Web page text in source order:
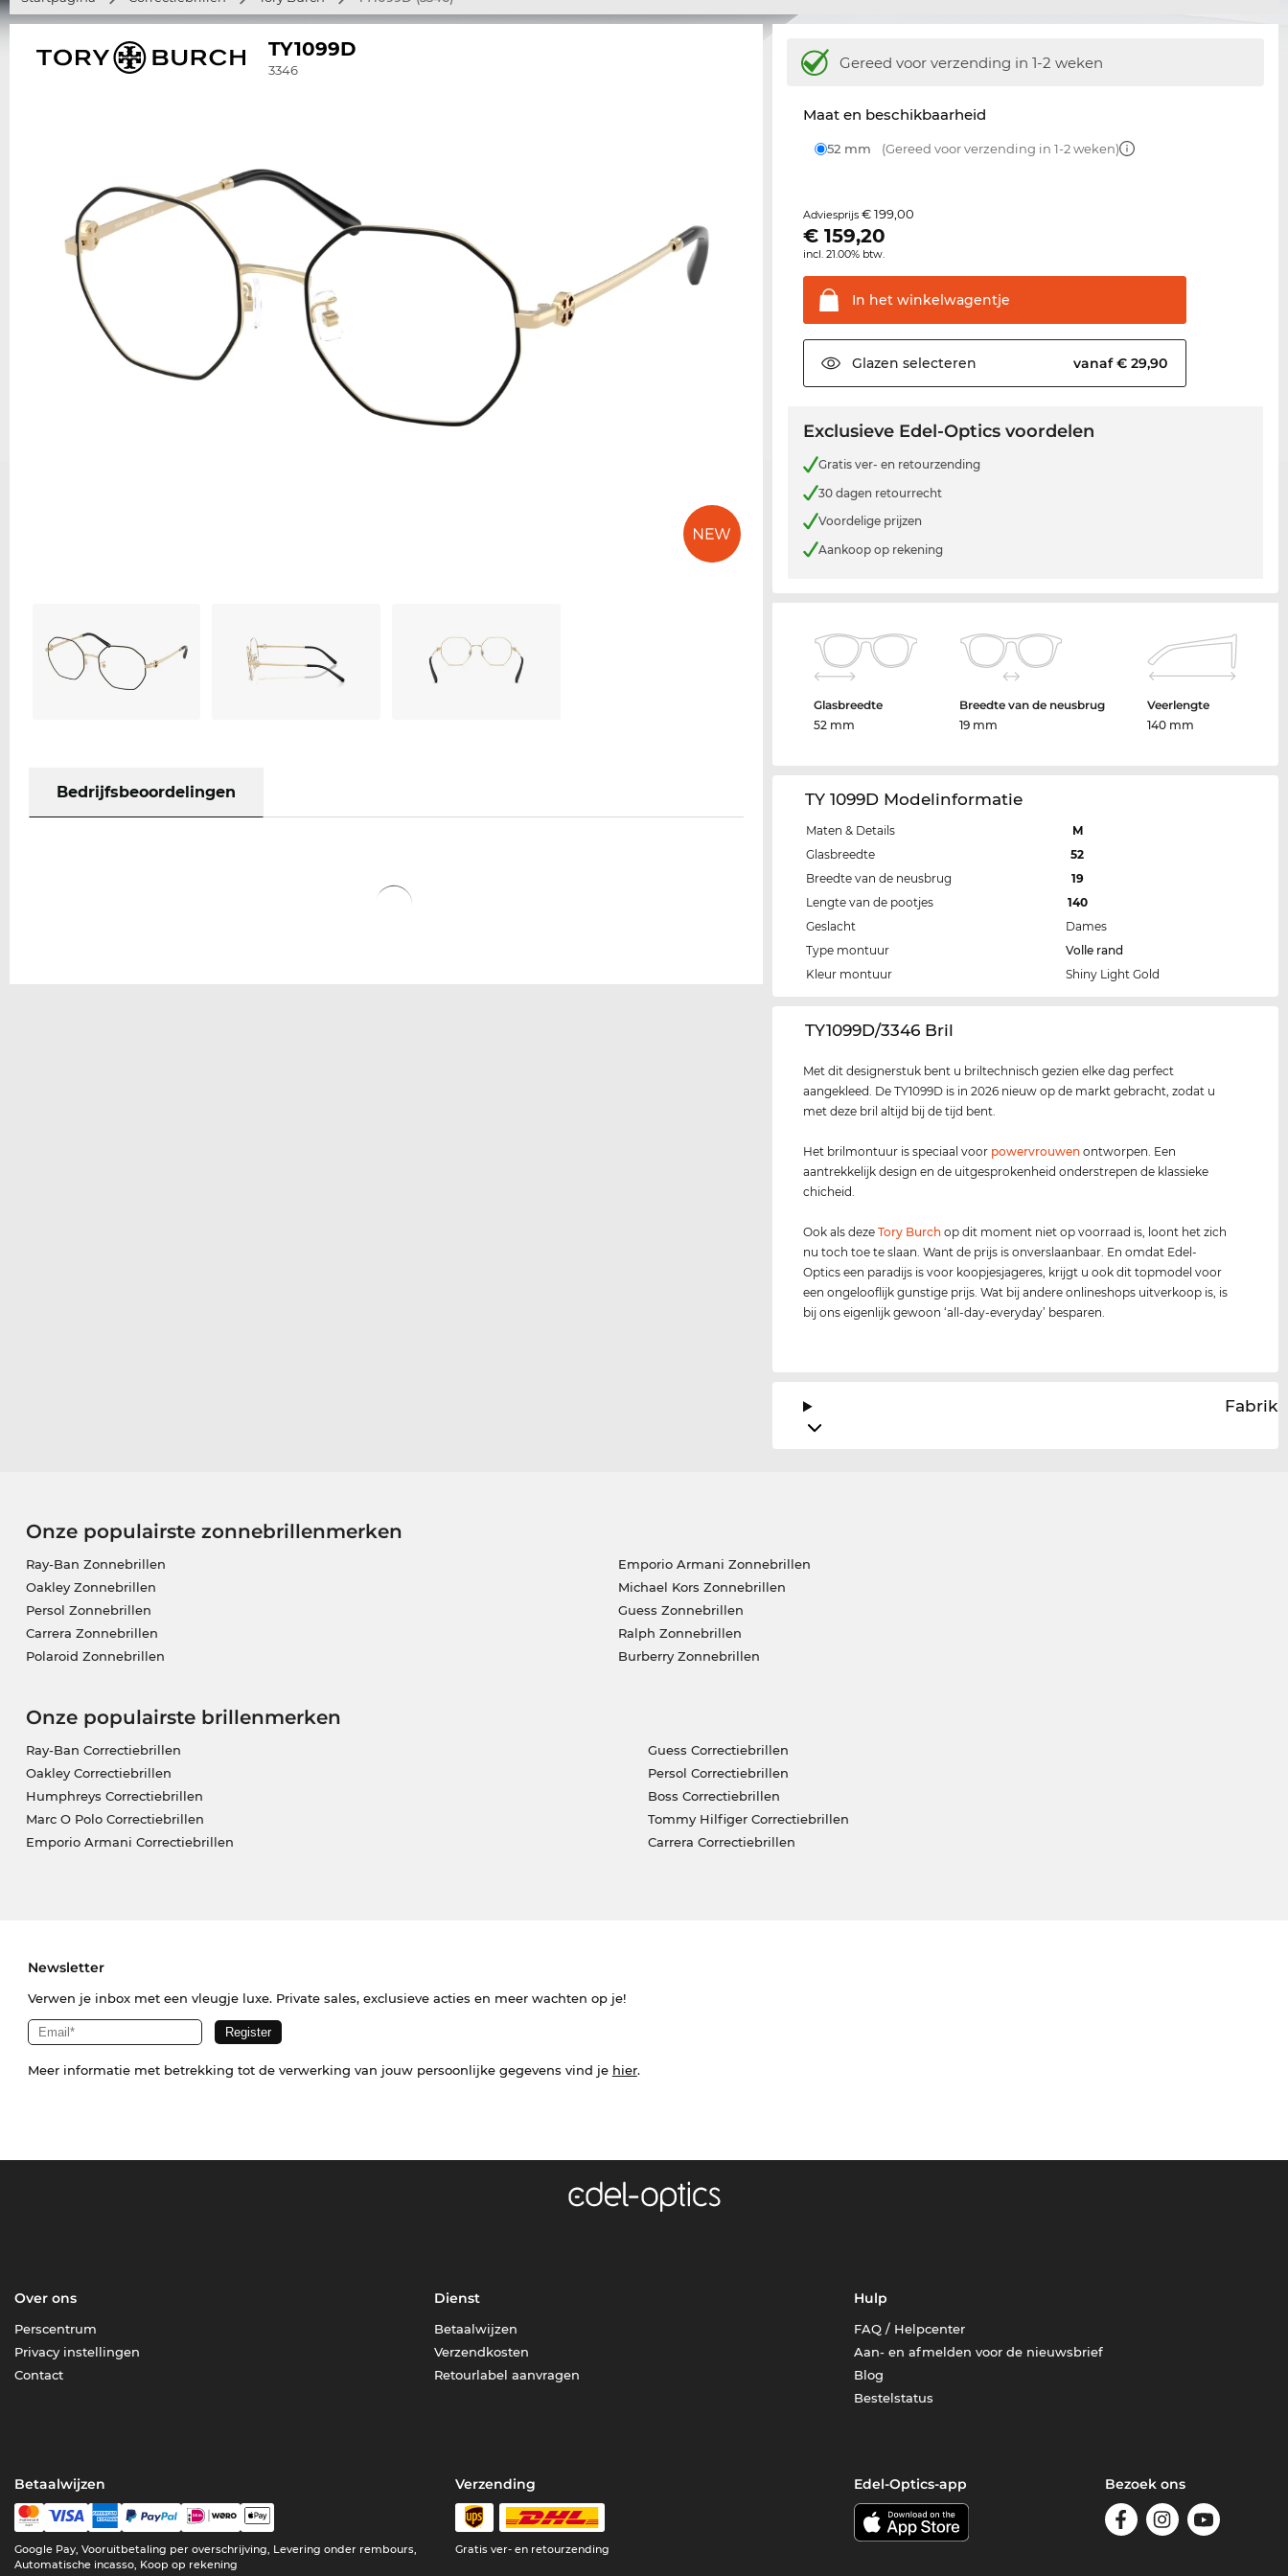
TY1099D
3346
Bedrijfsbeoordelingen
Gereed voor verzending in 1-2 weken
Maat en beschikbaarheid
52 mm (Gereed voor verzending in 1-2 weken)
Adviesprijs€ 199,00
€159,20
incl. 21.00% btw.
In het winkelwagentje
Glazen selecteren vanaf € 29,90
Exclusieve Edel-Optics voordelen
Gratis ver- en retourzending
30 dagen retourrecht
Voordelige prijzen
Aankoop op rekening
Glasbreedte
52 mm
Breedte van de neusbrug
19 mm
Veerlengte
140 mm
TY 1099D Modelinformatie
Maten & Details
M
Glasbreedte
52
Breedte van de neusbrug
19
Lengte van de pootjes
140
Geslacht
Dames
Type montuur
Volle rand
Kleur montuur
Shiny Light Gold
‌TY1099D/3346 Bril
Met dit designerstuk bent u briltechnisch gezien elke dag perfect
aangekleed. De TY1099D is in 2026 nieuw op de markt gebracht, zodat u
met deze bril altijd bij de tijd bent.
Het brilmontuur is speciaal voor powervrouwen ontworpen. Een
aantrekkelijk design en de uitgesprokenheid onderstrepen de klassieke
chicheid.
Ook als dezeTory Burch op dit moment niet op voorraad is, loont het zich
nu toch toe te slaan. Want de prijs is onverslaanbaar. En omdat Edel-
Optics een paradijs is voor koopjesjageres, krijgt u ook dit topmodel voor
een ongelooflijk gunstige prijs. Wat bij andere onlineshops uitverkoop is, is
bij ons eigenlijk gewoon ‘all-day-everyday’ besparen.
Onze populairste zonnebrillenmerken
Ray-Ban Zonnebrillen
Oakley Zonnebrillen
Persol Zonnebrillen
Carrera Zonnebrillen
Polaroid Zonnebrillen
Emporio Armani Zonnebrillen
Michael Kors Zonnebrillen
Guess Zonnebrillen
Ralph Zonnebrillen
Burberry Zonnebrillen
Onze populairste brillenmerken
Ray-Ban Correctiebrillen
Oakley Correctiebrillen
Humphreys Correctiebrillen
Marc O Polo Correctiebrillen
Emporio Armani Correctiebrillen
Guess Correctiebrillen
Persol Correctiebrillen
Boss Correctiebrillen
Tommy Hilfiger Correctiebrillen
Carrera Correctiebrillen
Newsletter
Verwen je inbox met een vleugje luxe. Private sales, exclusieve acties en meer wachten op je!
Meer informatie met betrekking tot de verwerking van jouw persoonlijke gegevens vind je hier.
Over ons
Perscentrum
Privacy instellingen
Contact
Dienst
Betaalwijzen
Verzendkosten
Retourlabel aanvragen
Hulp
FAQ / Helpcenter
Aan- en afmelden voor de nieuwsbrief
Blog
Bestelstatus
Betaalwijzen
Google Pay, Vooruitbetaling per overschrijving, Levering onder rembours,
Automatische incasso, Koop op rekening
Verzending
Gratis ver- en retourzending
Edel-Optics-app Bezoek ons